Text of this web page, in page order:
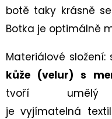
botě taky krásně
Botka je optimálně
Materiálové
kůže (velur) s
tvoří umělý
je vyjímatelná